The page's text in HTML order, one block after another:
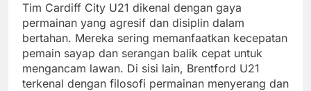
Tim Cardiff City U21 dikenal dengan gaya
permainan yang agresif dan disiplin dalam
bertahan. Mereka sering memanfaatkan kecepatan
pemain sayap dan serangan balik cepat untuk
mengancam lawan. Di sisi lain, Brentford U21
terkenal dengan filosofi permainan menyerang dan